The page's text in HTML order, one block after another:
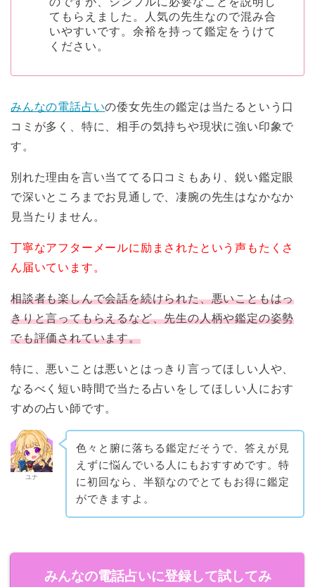
てもらえました。人気の先生なので混み合
いやすいです。余裕を持って鑑定をうけて
ください。
みんなの電話占いの倭女先生の鑑定は当たるという口
コミが多く、特に、相手の気持ちや現状に強い印象で
す。
別れた理由を言い当ててる口コミもあり、鋭い鑑定眼
で深いところまでお見通しで、凄腕の先生はなかなか
見当たりません。
丁寧なアフターメールに励まされたという声もたくさ
ん届いています。
相談者も楽しんで会話を続けられた、悪いこともはっ
きりと言ってもらえるなど、先生の人柄や鑑定の姿勢
でも評価されています。
特に、悪いことは悪いとはっきり言ってほしい人や、
なるべく短い時間で当たる占いをしてほしい人におす
すめの占い師です。
ユナ
色々と腑に落ちる鑑定だそうで、答えが見
えずに悩んでいる人にもおすすめです。特
に初回なら、半額なのでとてもお得に鑑定
ができますよ。
みんなの電話占いに登録して試してみ